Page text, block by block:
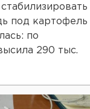
под картофель
по
290 тыс.